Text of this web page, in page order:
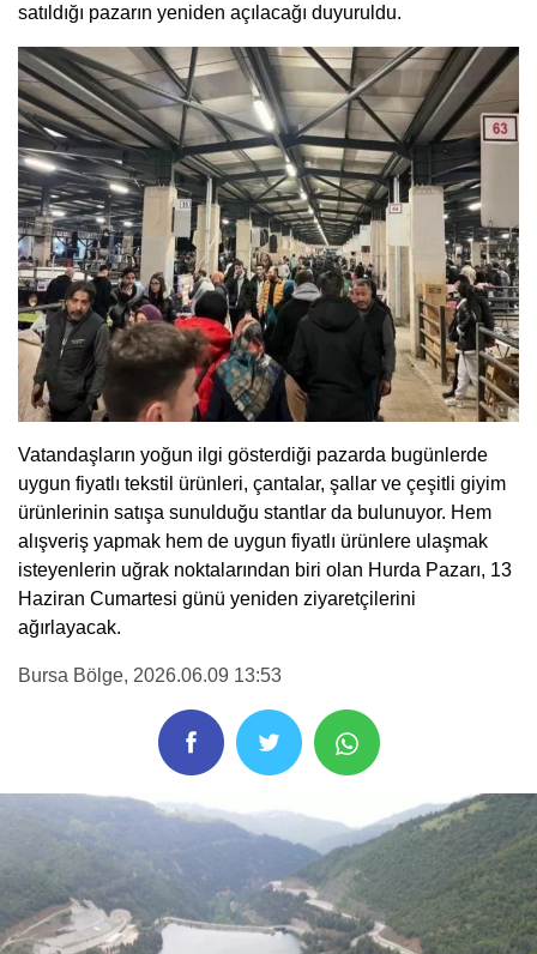
satıldığı pazarın yeniden açılacağı duyuruldu.
Vatandaşların yoğun ilgi gösterdiği pazarda bugünlerde
uygun fiyatlı tekstil ürünleri, çantalar, şallar ve çeşitli giyim
ürünlerinin satışa sunulduğu stantlar da bulunuyor. Hem
alışveriş yapmak hem de uygun fiyatlı ürünlere ulaşmak
isteyenlerin uğrak noktalarından biri olan Hurda Pazarı, 13
Haziran Cumartesi günü yeniden ziyaretçilerini
ağırlayacak.
Bursa Bölge, 2026.06.09 13:53